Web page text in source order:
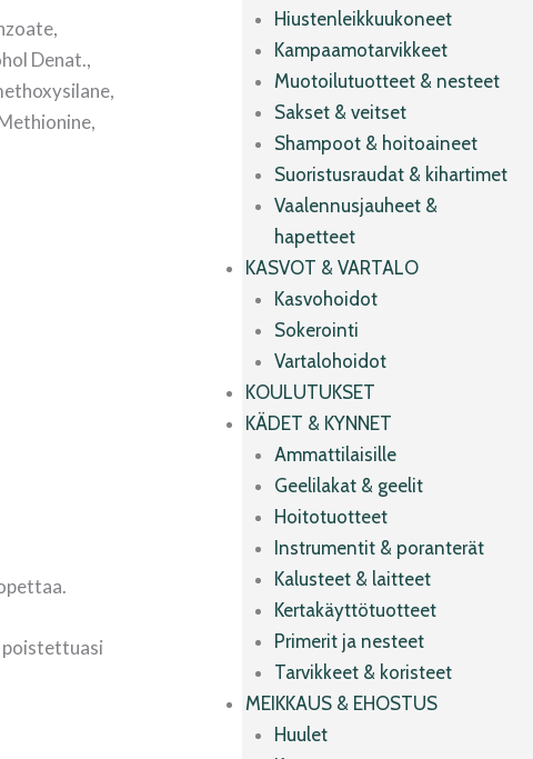
Denat.,
poistettuasi
Hiustenleikkuukoneet
Kampaamotarvikkeet
Muotoilutuotteet & nesteet
Sakset & veitset
Shampoot & hoitoaineet
Suoristusraudat & kihartimet
Vaalennusjauheet &
hapetteet
KASVOT & VARTALO
Kasvohoidot
Sokerointi
Vartalohoidot
KOULUTUKSET
KÄDET & KYNNET
Ammattilaisille
Geelilakat & geelit
Hoitotuotteet
Instrumentit & poranterät
Kalusteet & laitteet
Kertakäyttötuotteet
Primerit ja nesteet
Tarvikkeet & koristeet
MEIKKAUS & EHOSTUS
Huulet